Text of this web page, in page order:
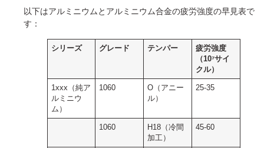
以下はアルミニウムとアルミニウム合金の疲労強度の早見表で
す：
シリーズ グレード テンパー
疲労強度
（10⁷サイ
クル）
1xxx（純ア
ルミニウ
ム）
1060
O（アニー
ル）
25-35
1060
H18（冷間
加工）
45-60